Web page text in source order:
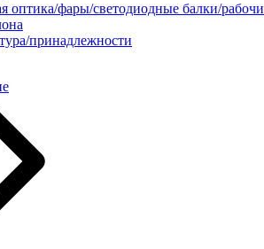
оптика/фары/светодиодные балки/
принадлежности